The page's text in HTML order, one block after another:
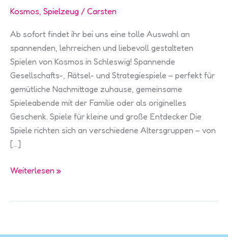
Kosmos, Spielzeug / Carsten
Ab sofort findet ihr bei uns eine tolle Auswahl an
spannenden, lehrreichen und liebevoll gestalteten
Spielen von Kosmos in Schleswig! Spannende
Gesellschafts-, Rätsel- und Strategiespiele – perfekt für
gemütliche Nachmittage zuhause, gemeinsame
Spieleabende mit der Familie oder als originelles
Geschenk. Spiele für kleine und große Entdecker Die
Spiele richten sich an verschiedene Altersgruppen – von
[…]
Neu
Weiterlesen »